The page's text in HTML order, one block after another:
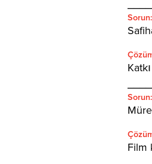
Sorun:
Sorun:
Film